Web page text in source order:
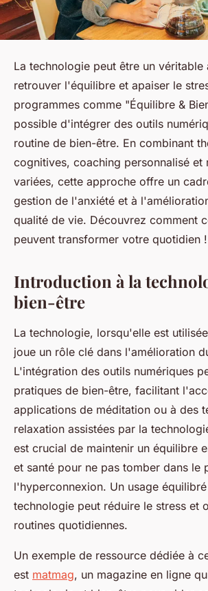
La technologie peut être un véritable
retrouver l'équilibre et apaiser le
programmes comme "Équilibre &
possible d'intégrer des outils
routine de bien-être. En combinant
cognitives, coaching personnalisé et
variées, cette approche offre un
gestion de l'anxiété et à
qualité de vie. Découvrez comment
peuvent transformer votre quotidien !
Introduction à la
bien-être
La technologie, lorsqu'elle est
joue un rôle clé dans l'amélioration
L'intégration des outils numériques
pratiques de bien-être, facilitant
applications de méditation ou à des
relaxation assistées par la
est crucial de maintenir un équilibre
et santé pour ne pas tomber dans le
l'hyperconnexion. Un usage
technologie peut réduire le stress et
routines quotidiennes.
Un exemple de ressource dédiée à
est matmag, un magazine en ligne